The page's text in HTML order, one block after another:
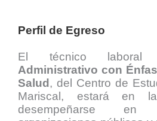
Perfil de Egreso
El técnico
Administrativo con
Salud , del Centro de
Mariscal, estará en
desempeñarse